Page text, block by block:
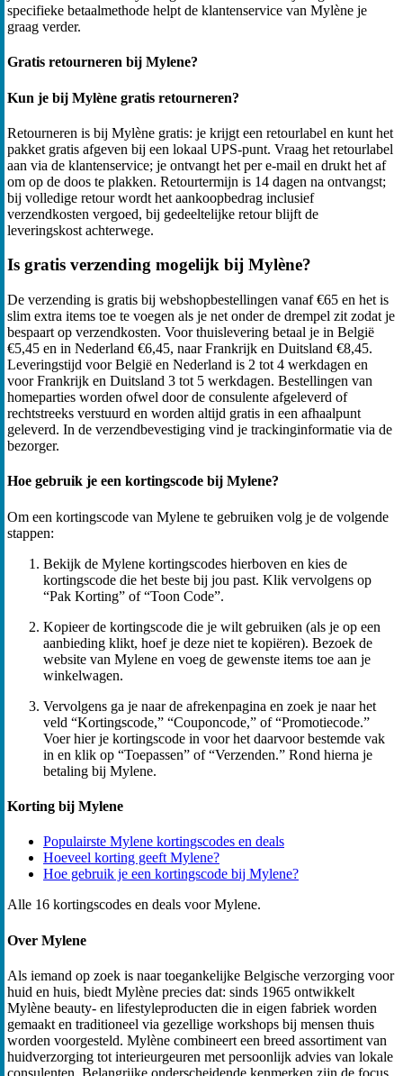
specifieke betaalmethode helpt de klantenservice van Mylène je
graag verder.
Gratis retourneren bij Mylene?
Kun je bij Mylène gratis retourneren?
Retourneren is bij Mylène gratis: je krijgt een retourlabel en kunt het
pakket gratis afgeven bij een lokaal UPS-punt. Vraag het retourlabel
aan via de klantenservice; je ontvangt het per e-mail en drukt het af
om op de doos te plakken. Retourtermijn is 14 dagen na ontvangst;
bij volledige retour wordt het aankoopbedrag inclusief
verzendkosten vergoed, bij gedeeltelijke retour blijft de
leveringskost achterwege.
Is gratis verzending mogelijk bij Mylène?
De verzending is gratis bij webshopbestellingen vanaf €65 en het is
slim extra items toe te voegen als je net onder de drempel zit zodat je
bespaart op verzendkosten. Voor thuislevering betaal je in België
€5,45 en in Nederland €6,45, naar Frankrijk en Duitsland €8,45.
Leveringstijd voor België en Nederland is 2 tot 4 werkdagen en
voor Frankrijk en Duitsland 3 tot 5 werkdagen. Bestellingen van
homeparties worden ofwel door de consulente afgeleverd of
rechtstreeks verstuurd en worden altijd gratis in een afhaalpunt
geleverd. In de verzendbevestiging vind je trackinginformatie via de
bezorger.
Hoe gebruik je een kortingscode bij Mylene?
Om een kortingscode van Mylene te gebruiken volg je de volgende
stappen:
Bekijk de Mylene kortingscodes hierboven en kies de
kortingscode die het beste bij jou past. Klik vervolgens op
“Pak Korting” of “Toon Code”.
Kopieer de kortingscode die je wilt gebruiken (als je op een
aanbieding klikt, hoef je deze niet te kopiëren). Bezoek de
website van Mylene en voeg de gewenste items toe aan je
winkelwagen.
Vervolgens ga je naar de afrekenpagina en zoek je naar het
veld “Kortingscode,” “Couponcode,” of “Promotiecode.”
Voer hier je kortingscode in voor het daarvoor bestemde vak
in en klik op “Toepassen” of “Verzenden.” Rond hierna je
betaling bij Mylene.
Korting bij Mylene
Populairste Mylene kortingscodes en deals
Hoeveel korting geeft Mylene?
Hoe gebruik je een kortingscode bij Mylene?
Alle 16 kortingscodes en deals voor Mylene.
Over Mylene
Als iemand op zoek is naar toegankelijke Belgische verzorging voor
huid en huis, biedt Mylène precies dat: sinds 1965 ontwikkelt
Mylène beauty- en lifestyleproducten die in eigen fabriek worden
gemaakt en traditioneel via gezellige workshops bij mensen thuis
worden voorgesteld. Mylène combineert een breed assortiment van
huidverzorging tot interieurgeuren met persoonlijk advies van lokale
consulenten. Belangrijke onderscheidende kenmerken zijn de focus